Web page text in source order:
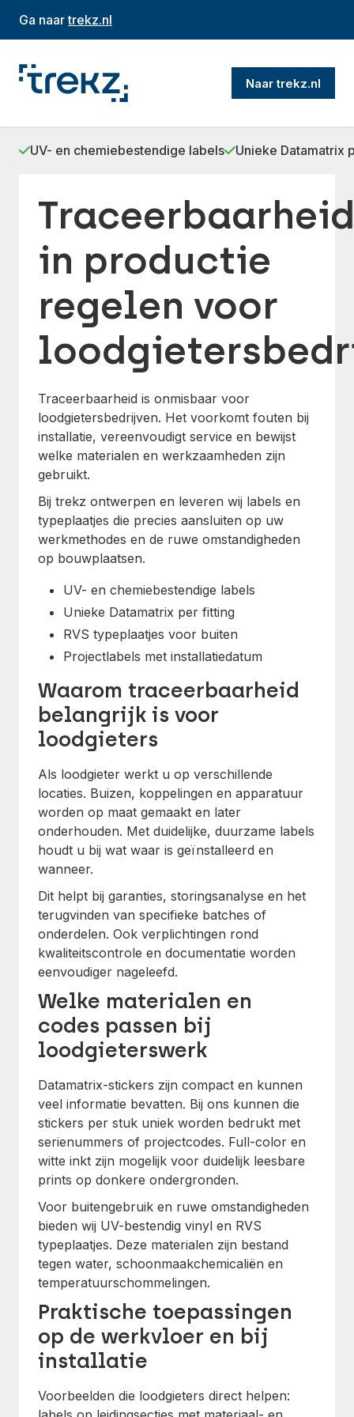
Ga naartrekz.nl
Naar trekz.nl
UV- en chemiebestendige labels Unieke Datamatrix
Traceerbaarheid
in productie
regelen voor
Traceerbaarheid is onmisbaar voor
loodgietersbedrijven. Het voorkomt fouten bij
installatie, vereenvoudigt service en bewijst
welke materialen en werkzaamheden zijn
gebruikt.
Bij trekz ontwerpen en leveren wij labels en
typeplaatjes die precies aansluiten op uw
werkmethodes en de ruwe omstandigheden
op bouwplaatsen.
UV- en chemiebestendige labels
Unieke Datamatrix per fitting
RVS typeplaatjes voor buiten
Projectlabels met installatiedatum
Waarom traceerbaarheid
belangrijk is voor
loodgieters
Als loodgieter werkt u op verschillende
locaties. Buizen, koppelingen en apparatuur
worden op maat gemaakt en later
onderhouden. Met duidelijke, duurzame labels
houdt u bij wat waar is geïnstalleerd en
wanneer.
Dit helpt bij garanties, storingsanalyse en het
terugvinden van specifieke batches of
onderdelen. Ook verplichtingen rond
kwaliteitscontrole en documentatie worden
eenvoudiger nageleefd.
Welke materialen en
codes passen bij
loodgieterswerk
Datamatrix-stickers zijn compact en kunnen
veel informatie bevatten. Bij ons kunnen die
stickers per stuk uniek worden bedrukt met
serienummers of projectcodes. Full-color en
witte inkt zijn mogelijk voor duidelijk leesbare
prints op donkere ondergronden.
Voor buitengebruik en ruwe omstandigheden
bieden wij UV-bestendig vinyl en RVS
typeplaatjes. Deze materialen zijn bestand
tegen water, schoonmaakchemicaliën en
temperatuurschommelingen.
Praktische toepassingen
op de werkvloer en bij
installatie
Voorbeelden die loodgieters direct helpen: